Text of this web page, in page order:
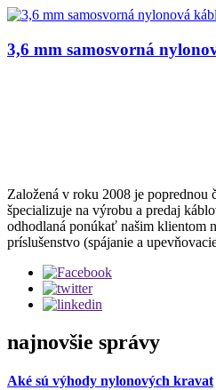
3,6 mm samosvorná
Založená v roku 2008 je poprednou
špecializuje na výrobu a predaj
odhodlaná ponúkať našim klientom
príslušenstvo (spájanie a
najnovšie správy
Aké sú výhody nylonových kravat